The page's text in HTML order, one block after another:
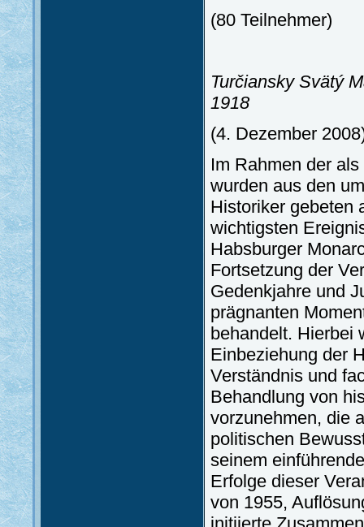
(80 Teilnehmer)
Turčiansky Svätý
1918
(4. Dezember
Im Rahmen der
wurden aus den
Historiker gebeten
wichtigsten
Habsburger
Fortsetzung der
Gedenkjahre und
prägnanten
behandelt. Hierbei
Einbeziehung der
Verständnis und
Behandlung von
vorzunehmen, die
politischen
seinem
Erfolge dieser
von 1955,